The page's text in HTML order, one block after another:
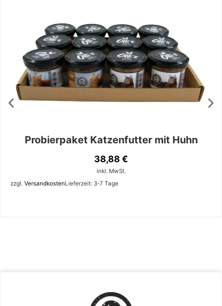
Probierpaket Katzenfutter mit Huhn
38,88 €
inkl. MwSt.
zzgl. VersandkostenLieferzeit: 3-7 Tage